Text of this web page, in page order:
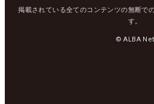
掲載されている全てのコンテンツの無断で
す。
© ALBA Net